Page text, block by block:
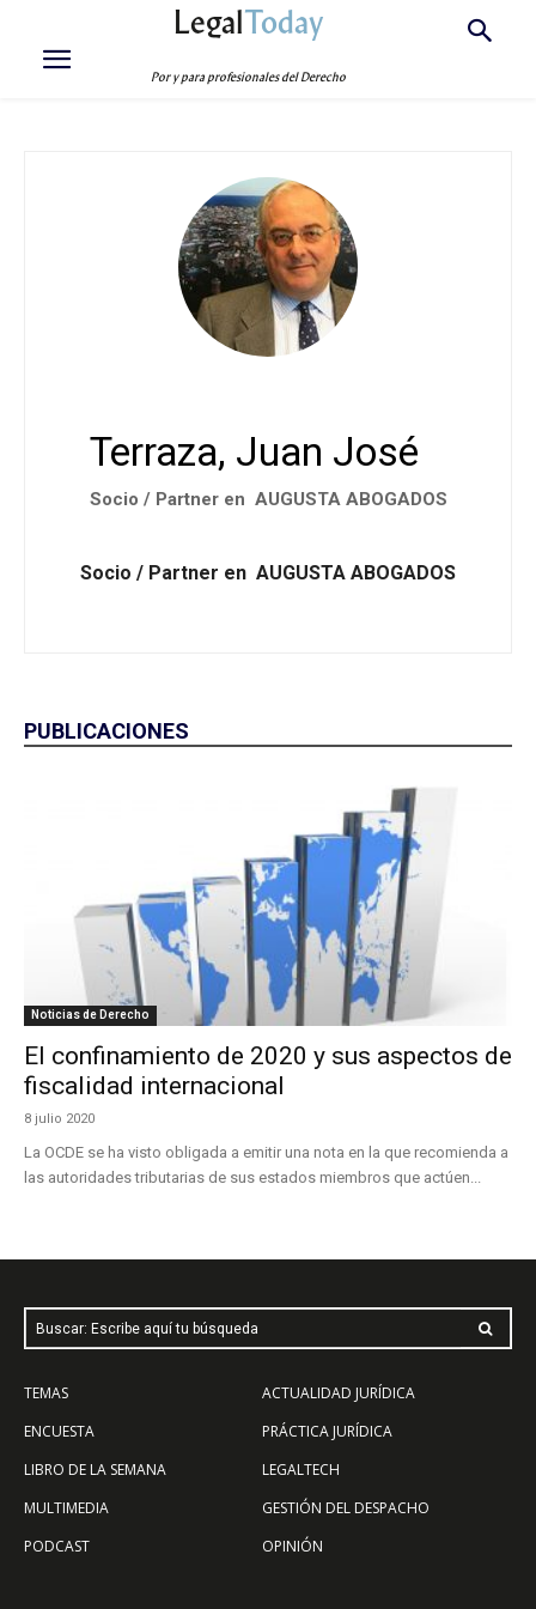
LegalToday
Por y para profesionales del Derecho
Terraza, Juan José
Socio / Partner en AUGUSTA ABOGADOS
Socio / Partner en AUGUSTA ABOGADOS
PUBLICACIONES
Noticias de Derecho
El confinamiento de 2020 y sus aspectos de
fiscalidad internacional
8 julio 2020
La OCDE se ha visto obligada a emitir una nota en la que recomienda a
las autoridades tributarias de sus estados miembros que actúen...
Buscar: Escribe aquí tu búsqueda
TEMAS
ENCUESTA
LIBRO DE LA SEMANA
MULTIMEDIA
PODCAST
ACTUALIDAD JURÍDICA
PRÁCTICA JURÍDICA
LEGALTECH
GESTIÓN DEL DESPACHO
OPINIÓN